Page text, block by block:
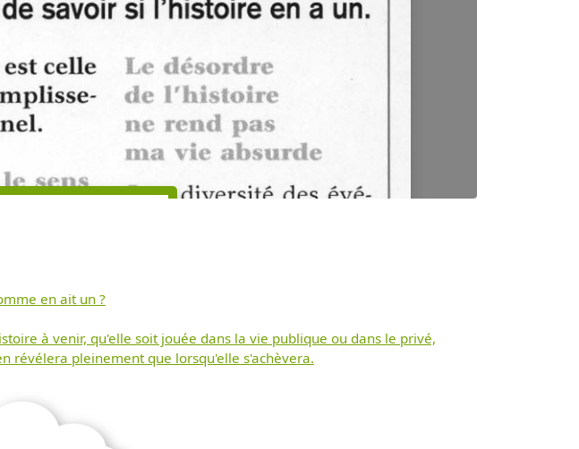
ce
en ait un ?
à venir, qu'elle soit jouée dans la vie publique ou dans le privé,
révélera pleinement que lorsqu'elle s'achèvera.